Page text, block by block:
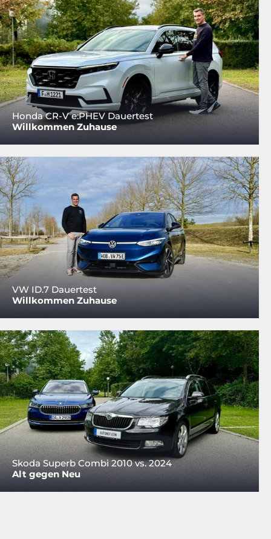
Honda CR-V e:PHEV Dauertest
Willkommen Zuhause
VW ID.7 Dauertest
Willkommen Zuhause
Skoda Superb Combi 2010 vs. 2024
Alt gegen Neu